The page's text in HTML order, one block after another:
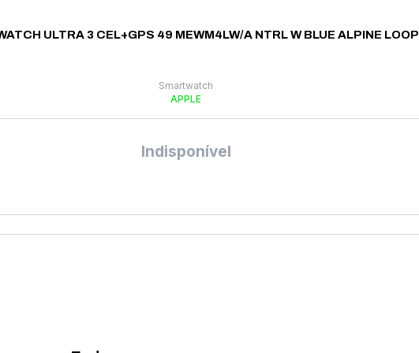
ULTRA 3 CEL+GPS 49 MEWM4LW/A NTRL W BLUE ALPINE LOOP
Smartwatch
APPLE
Indisponível